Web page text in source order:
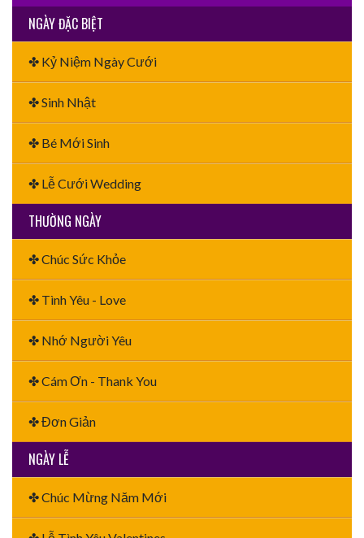
NGÀY ĐẶC BIỆT
✤ Kỷ Niệm Ngày Cưới
✤ Sinh Nhật
✤ Bé Mới Sinh
✤ Lễ Cưới Wedding
THƯỜNG NGÀY
✤ Chúc Sức Khỏe
✤ Tình Yêu - Love
✤ Nhớ Người Yêu
✤ Cám Ơn - Thank You
✤ Đơn Giản
NGÀY LỄ
✤ Chúc Mừng Năm Mới